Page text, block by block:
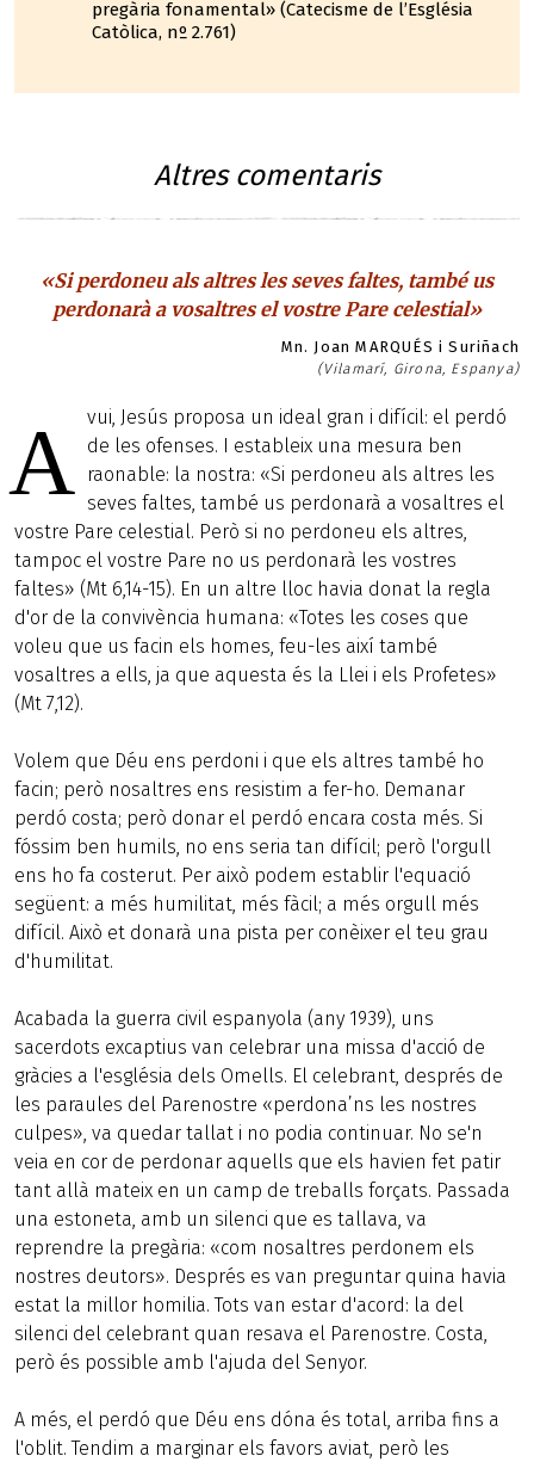
pregària fonamental» (Catecisme de l’Església
Catòlica, nº 2.761)
Altres comentaris
«Si perdoneu als altres les seves faltes, també us
perdonarà a vosaltres el vostre Pare celestial»
Mn. Joan MARQUÉS i Suriñach
(Vilamarí, Girona, Espanya)
A vui, Jesús proposa un ideal gran i difícil: el perdó
de les ofenses. I estableix una mesura ben
raonable: la nostra: «Si perdoneu als altres les
seves faltes, també us perdonarà a vosaltres el
vostre Pare celestial. Però si no perdoneu els altres,
tampoc el vostre Pare no us perdonarà les vostres
faltes» (Mt 6,14-15). En un altre lloc havia donat la regla
d'or de la convivència humana: «Totes les coses que
voleu que us facin els homes, feu-les així també
vosaltres a ells, ja que aquesta és la Llei i els Profetes»
(Mt 7,12).
Volem que Déu ens perdoni i que els altres també ho
facin; però nosaltres ens resistim a fer-ho. Demanar
perdó costa; però donar el perdó encara costa més. Si
fóssim ben humils, no ens seria tan difícil; però l'orgull
ens ho fa costerut. Per això podem establir l'equació
següent: a més humilitat, més fàcil; a més orgull més
difícil. Això et donarà una pista per conèixer el teu grau
d'humilitat.
Acabada la guerra civil espanyola (any 1939), uns
sacerdots excaptius van celebrar una missa d'acció de
gràcies a l'església dels Omells. El celebrant, després de
les paraules del Parenostre «perdona’ns les nostres
culpes», va quedar tallat i no podia continuar. No se'n
veia en cor de perdonar aquells que els havien fet patir
tant allà mateix en un camp de treballs forçats. Passada
una estoneta, amb un silenci que es tallava, va
reprendre la pregària: «com nosaltres perdonem els
nostres deutors». Després es van preguntar quina havia
estat la millor homilia. Tots van estar d'acord: la del
silenci del celebrant quan resava el Parenostre. Costa,
però és possible amb l'ajuda del Senyor.
A més, el perdó que Déu ens dóna és total, arriba fins a
l'oblit. Tendim a marginar els favors aviat, però les